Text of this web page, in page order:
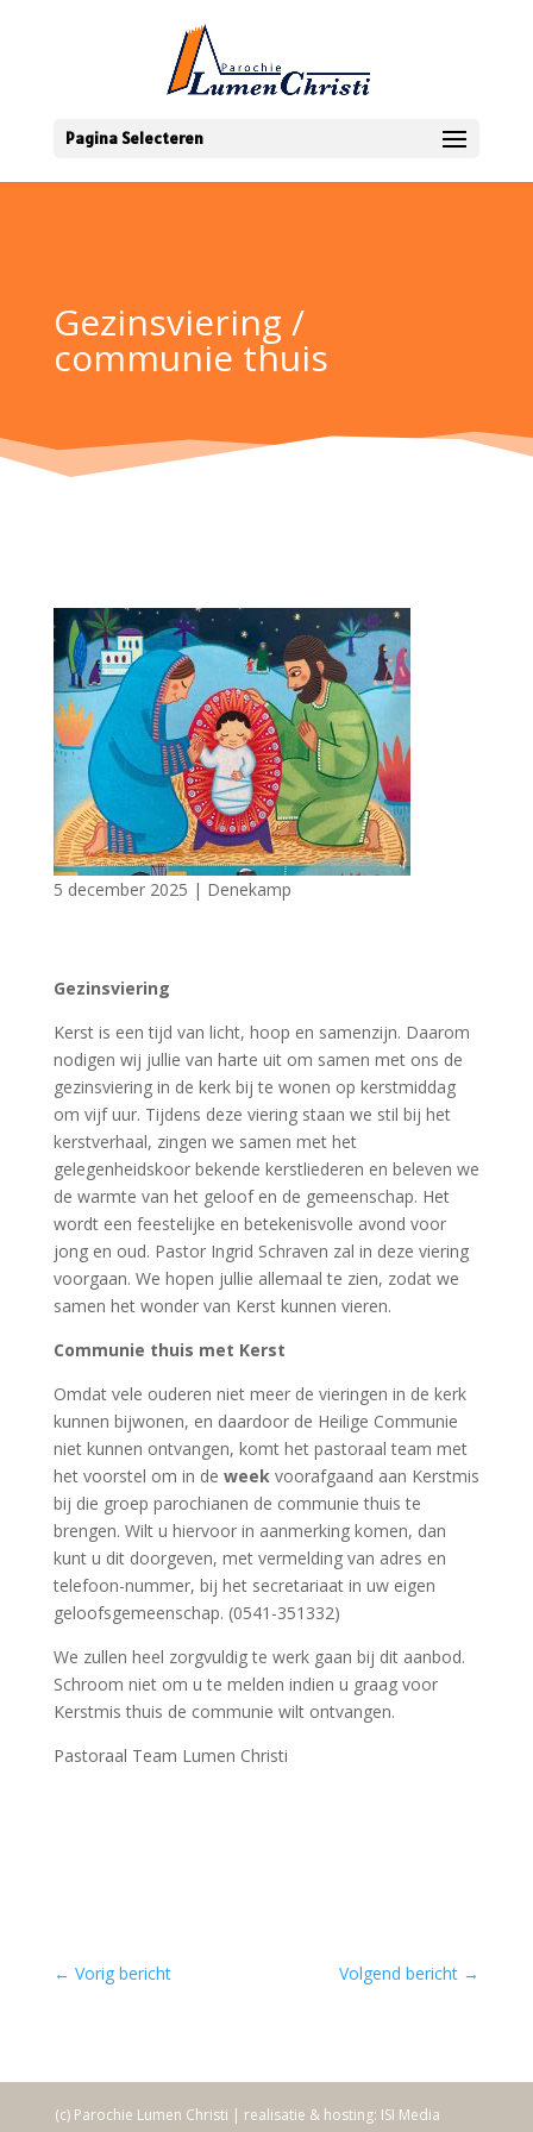
Pagina Selecteren
Gezinsviering /
communie thuis
5 december 2025 | Denekamp
Gezinsviering
Kerst is een tijd van licht, hoop en samenzijn. Daarom
nodigen wij jullie van harte uit om samen met ons de
gezinsviering in de kerk bij te wonen op kerstmiddag
om vijf uur. Tijdens deze viering staan we stil bij het
kerstverhaal, zingen we samen met het
gelegenheidskoor bekende kerstliederen en beleven we
de warmte van het geloof en de gemeenschap. Het
wordt een feestelijke en betekenisvolle avond voor
jong en oud. Pastor Ingrid Schraven zal in deze viering
voorgaan. We hopen jullie allemaal te zien, zodat we
samen het wonder van Kerst kunnen vieren.
Communie thuis met Kerst
Omdat vele ouderen niet meer de vieringen in de kerk
kunnen bijwonen, en daardoor de Heilige Communie
niet kunnen ontvangen, komt het pastoraal team met
het voorstel om in de weekvoorafgaand aan Kerstmis
bij die groep parochianen de communie thuis te
brengen. Wilt u hiervoor in aanmerking komen, dan
kunt u dit doorgeven, met vermelding van adres en
telefoon-nummer, bij het secretariaat in uw eigen
geloofsgemeenschap. (0541-351332)
We zullen heel zorgvuldig te werk gaan bij dit aanbod.
Schroom niet om u te melden indien u graag voor
Kerstmis thuis de communie wilt ontvangen.
Pastoraal Team Lumen Christi
← Vorig bericht Volgend bericht →
(c) Parochie Lumen Christi | realisatie & hosting: ISI Media